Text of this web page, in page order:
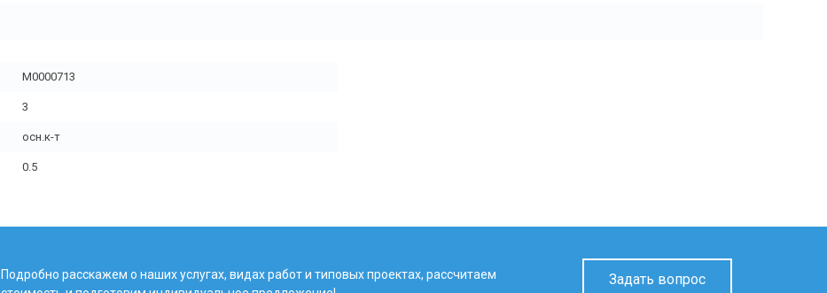
М0000713
3
осн.к-т
0.5
Подробно расскажем о наших услугах, видах работ и типовых проектах, рассчитаем
Задать вопрос